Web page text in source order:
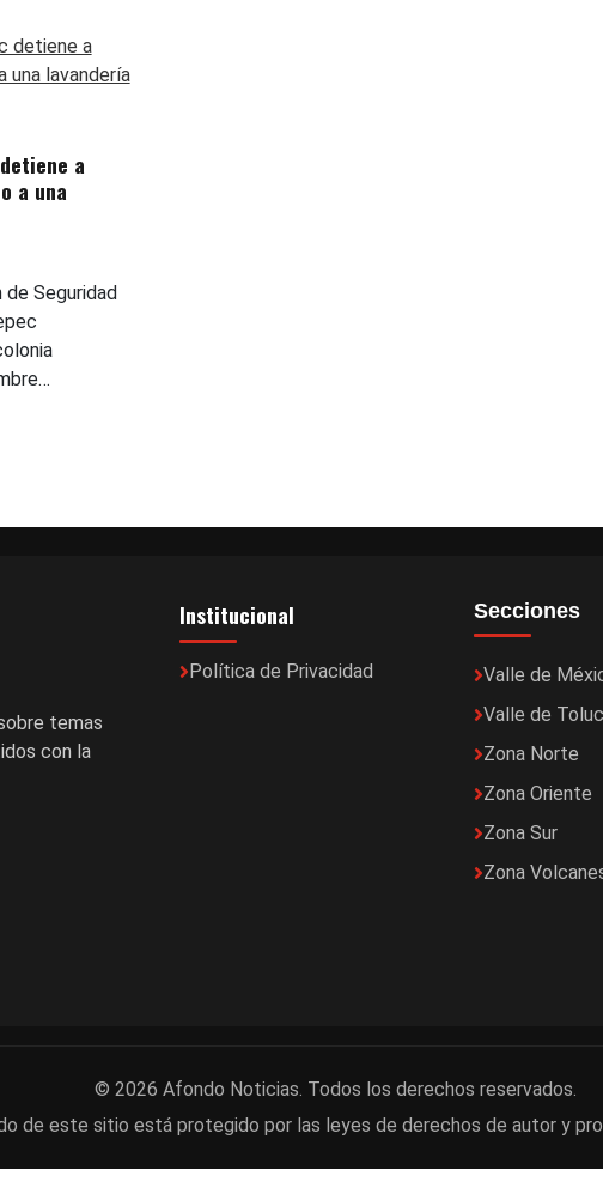
a
a una
Seguridad
temas
con la
Institucional
Política de Privacidad
Secciones
Valle de
Valle de
Zona Norte
Zona Oriente
Zona Sur
Zona
© 2026 Afondo Noticias. Todos los derechos reservados.
de este sitio está protegido por las leyes de derechos de autor y